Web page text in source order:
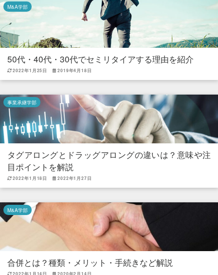
M&A学部
50代・40代・30代でセミリタイアする理由を紹介
2022年1月25日 2019年4月18日
事業承継学部
タグアロングとドラッグアロングの違いは？意味や注
目ポイントを解説
2022年1月18日 2022年1月27日
M&A学部
合併とは？種類・メリット・手続きなど解説